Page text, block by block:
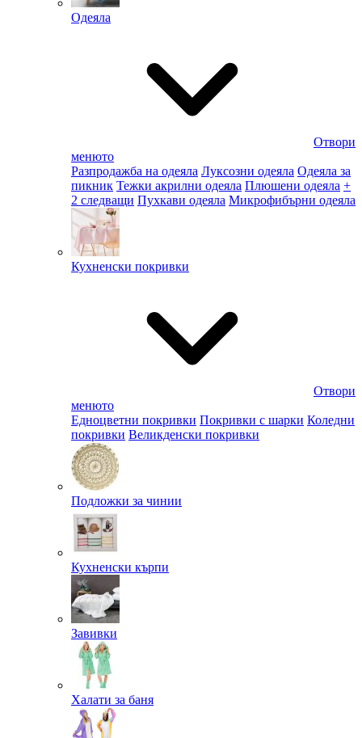
Одеяла
Отвори
менюто
Разпродажба на одеяла Луксозни одеяла Одеяла за
пикник Тежки акрилни одеяла Плюшени одеяла +
2 следващи Пухкави одеяла Микрофибърни одеяла
Кухненски покривки
Отвори
менюто
Едноцветни покривки Покривки с шарки Коледни
покривки Великденски покривки
Подложки за чинии
Кухненски кърпи
Завивки
Халати за баня